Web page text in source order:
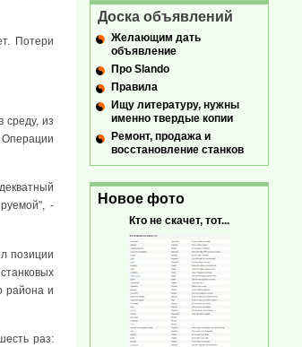
Потери
среду, из
-
позиции
района и
раз:
Доска объявлений
Желающим дать
объявление
Про Slando
Правила
Ищу литературу, нужны
именно твердые копии
Ремонт, продажа и
восстановление станков
Новое фото
Кто не скачет, тот...